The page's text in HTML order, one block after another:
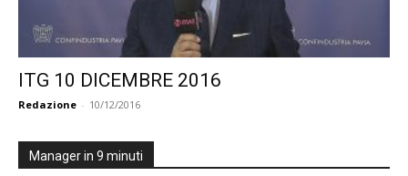
ITG 10 DICEMBRE 2016
Redazione - 10/12/2016
Manager in 9 minuti